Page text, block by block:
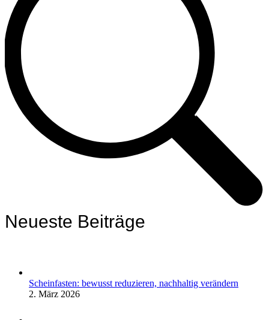
Neueste Beiträge
Scheinfasten: bewusst reduzieren, nachhaltig verändern
2. März 2026